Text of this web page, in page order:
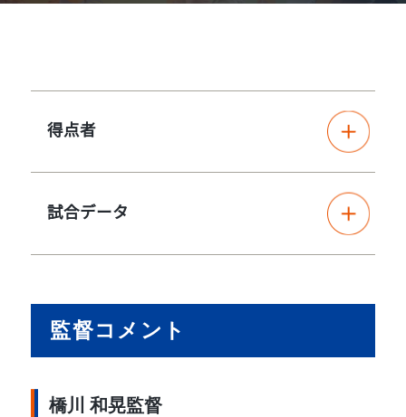
得点者
試合データ
監督コメント
橋川 和晃監督